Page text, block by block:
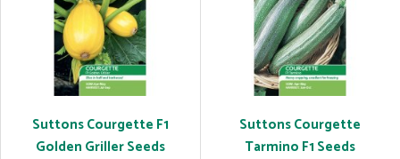
Suttons Courgette F1
Golden Griller Seeds
Suttons Courgette
Tarmino F1 Seeds